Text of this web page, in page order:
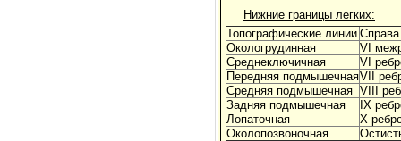
Нижние границы легких:
Топографические линии Справа
Окологрудинная
VI
Среднеключичная
VI
Передняя подмышечнаяVII
Средняя подмышечная VIII
Задняя подмышечная
IX
Лопаточная
X
Околопозвоночная